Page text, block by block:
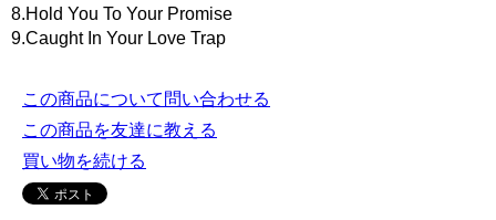
8.Hold You To Your Promise
9.Caught In Your Love Trap
この商品について問い合わせる
この商品を友達に教える
買い物を続ける